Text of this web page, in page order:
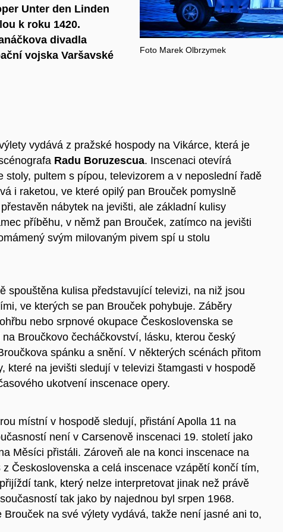
Unter den Linden
k roku 1420.
divadla
vojska Varšavské
Foto Marek Olbrzymek
vydává z pražské hospody na Vikárce, která je
Radu Boruzescua. Inscenaci otevírá
pultem s pípou, televizorem a v neposlední řadě
i raketou, ve které opilý pan Brouček pomyslně
nábytek na jevišti, ale základní kulisy
příběhu, v němž pan Brouček, zatímco na jevišti
svým milovaným pivem spí u stolu
spouštěna kulisa představující televizi, na niž jsou
ve kterých se pan Brouček pohybuje. Záběry
nebo srpnové okupace Československa se
Broučkovo čecháčkovství, lásku, kterou český
spánku a snění. V některých scénách přitom
které na jevišti sledují v televizi štamgasti v hospodě
ukotvení inscenace opery.
místní v hospodě sledují, přistání Apolla 11 na
není v Carsenově inscenaci 19. století jako
Měsíci přistáli. Zároveň ale na konci inscenace na
Československa a celá inscenace vzápětí končí tím,
tank, který nelze interpretovat jinak než právě
tak jako by najednou byl srpen 1968.
na své výlety vydává, takže není jasné ani to,